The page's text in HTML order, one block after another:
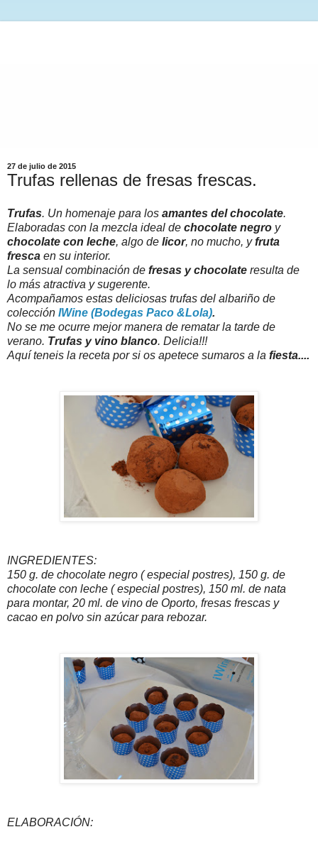
27 de julio de 2015
Trufas rellenas de fresas frescas.
Trufas. Un homenaje para los amantes del chocolate.
Elaboradas con la mezcla ideal de chocolate negro y
chocolate con leche, algo de licor, no mucho, yfruta
fresca en su interior.
La sensual combinación de fresas y chocolate resulta de
lo más atractiva y sugerente.
Acompañamos estas deliciosas trufas del albariño de
colección IWine (Bodegas Paco &Lola).
No se me ocurre mejor manera de rematar la tarde de
verano. Trufas y vino blanco. Delicia!!!
Aquí teneis la receta por si os apetece sumaros a la fiesta....
INGREDIENTES:
150 g. de chocolate negro ( especial postres), 150 g. de
chocolate con leche ( especial postres), 150 ml. de nata
para montar, 20 ml. de vino de Oporto, fresas frescas y
cacao en polvo sin azúcar para rebozar.
ELABORACIÓN: